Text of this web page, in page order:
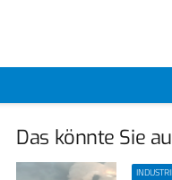
Das könnte Sie